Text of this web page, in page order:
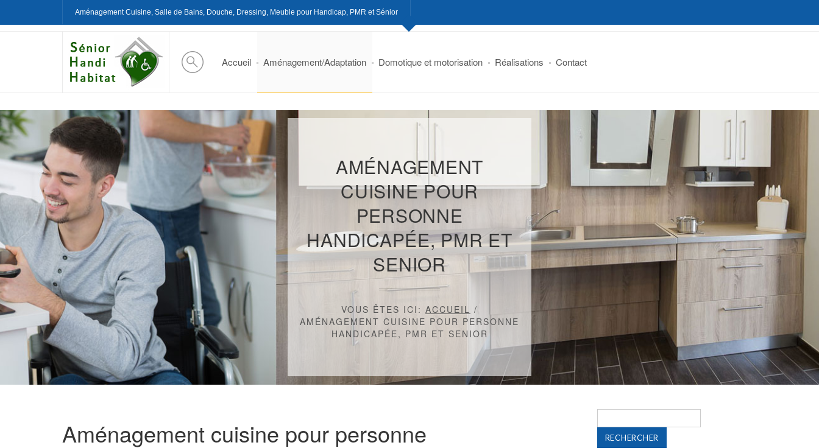
Aménagement Cuisine, Salle de Bains, Douche, Dressing, Meuble pour Handicap, PMR et Sénior
Accueil Aménagement/Adaptation Domotique et motorisation Réalisations Contact
AMÉNAGEMENT
CUISINE POUR
PERSONNE
HANDICAPÉE, PMR ET
SENIOR
VOUS ÊTES ICI: ACCUEIL /
AMÉNAGEMENT CUISINE POUR PERSONNE
HANDICAPÉE, PMR ET SENIOR
Aménagement cuisine pour personne